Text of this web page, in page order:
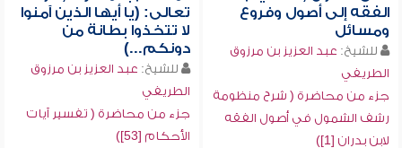
الفقه إلى أصول وفروع
ومسائل
للشيخ: عبد العزيز بن مرزوق
الطريفي
جزء من محاضرة ( شرح منظومة
رشف الشمول في أصول الفقه
لابن بدران [1])
تعالى: (يا أيها الذين آمنوا
لا تتخذوا بطانة من
دونكم...)
للشيخ: عبد العزيز بن مرزوق
الطريفي
جزء من محاضرة ( تفسير آيات
الأحكام [53])